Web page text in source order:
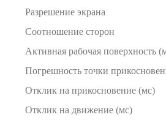
Разрешение экрана
Соотношение сторон
Активная рабочая поверхность
Погрешность точки
Отклик на прикосновение (мс)
Отклик на движение (мс)